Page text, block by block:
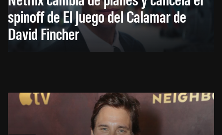
spinoff de El Juego del Calamar de
David Fincher